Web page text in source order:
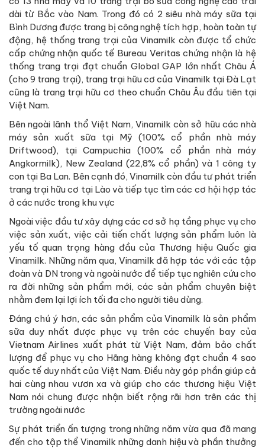
dài từ Bắc vào Nam. Trong đó có 2 siêu nhà máy sữa tại
Bình Dương được trang bị công nghệ tích hợp, hoàn toàn tự
động, hệ thống trang trại của Vinamilk còn được tổ chức
cấp chứng nhận quốc tế Bureau Veritas chứng nhận là hệ
thống trang trại đạt chuẩn Global GAP lớn nhất Châu Á
(cho 9 trang trại), trang trại hữu cơ của Vinamilk tại Đà Lạt
cũng là trang trại hữu cơ theo chuẩn Châu Âu đầu tiên tại
Việt Nam.
Bên ngoài lãnh thổ Việt Nam, Vinamilk còn sở hữu các nhà
máy sản xuất sữa tại Mỹ (100% cổ phần nhà máy
Driftwood), tại Campuchia (100% cổ phần nhà máy
Angkormilk), New Zealand (22,8% cổ phần) và 1 công ty
con tại Ba Lan. Bên cạnh đó, Vinamilk còn đầu tư phát triển
trang trại hữu cơ tại Lào và tiếp tục tìm các cơ hội hợp tác
ở các nước trong khu vực
Ngoài việc đầu tư xây dựng các cơ sở hạ tầng phục vụ cho
việc sản xuất, việc cải tiến chất lượng sản phẩm luôn là
yếu tố quan trọng hàng đầu của Thương hiệu Quốc gia
Vinamilk. Những năm qua, Vinamilk đã hợp tác với các tập
đoàn và DN trong và ngoài nước để tiếp tục nghiên cứu cho
ra đời những sản phẩm mới, các sản phẩm chuyên biệt
nhằm đem lại lợi ích tối đa cho người tiêu dùng.
Đáng chú ý hơn, các sản phẩm của Vinamilk là sản phẩm
sữa duy nhất được phục vụ trên các chuyến bay của
Vietnam Airlines xuất phát từ Việt Nam, đảm bảo chất
lượng để phục vụ cho Hãng hàng không đạt chuẩn 4 sao
quốc tế duy nhất của Việt Nam. Điều này góp phần giúp cả
hai cùng nhau vươn xa và giúp cho các thương hiệu Việt
Nam nói chung được nhận biết rộng rãi hơn trên các thị
trường ngoài nước
Sự phát triển ấn tượng trong những năm vừa qua đã mang
đến cho tập thể Vinamilk những danh hiệu và phần thưởng